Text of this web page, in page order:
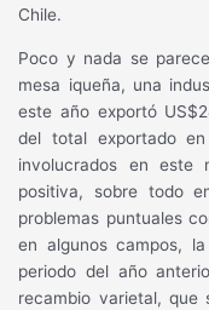
Chile.
Poco y nada se
mesa iqueña, una
este año exportó
del total exportado
involucrados en este
positiva, sobre todo
problemas puntuales
en algunos campos,
periodo del año
recambio varietal, que